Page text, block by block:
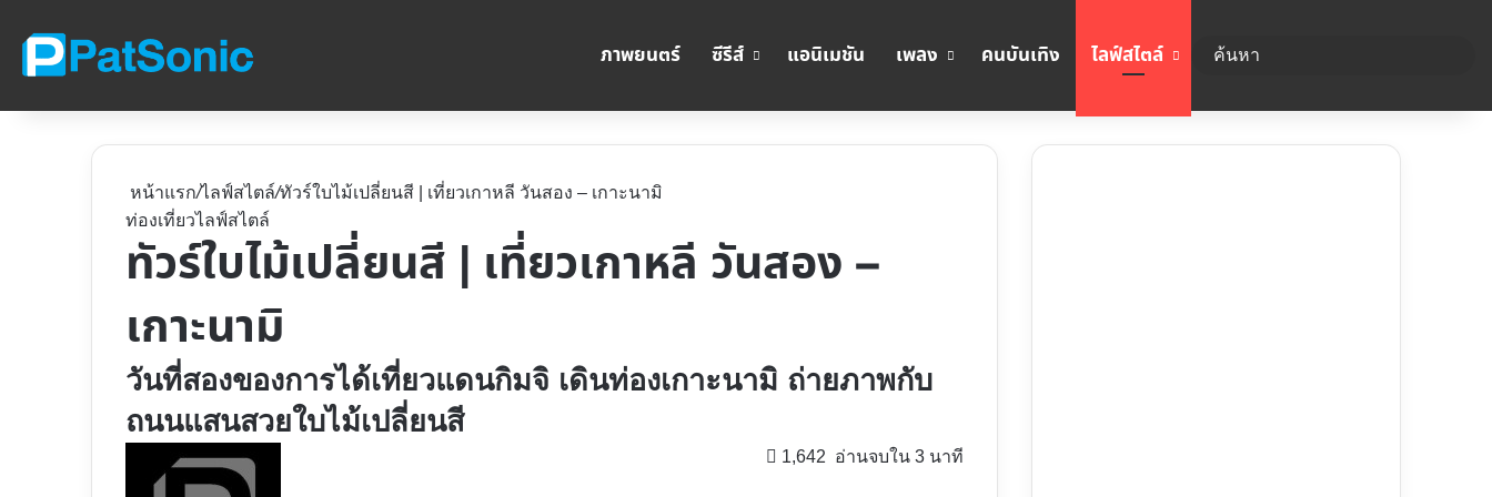
ภาพยนตร์ ซีรีส์ แอนิเมชัน เพลง คนบันเทิง ไลฟ์สไตล์
หน้าแรก/ไลฟ์สไตล์/ทัวร์ใบไม้เปลี่ยนสี | เที่ยวเกาหลี วันสอง – เกาะนามิ
ท่องเที่ยวไลฟ์สไตล์
ทัวร์ใบไม้เปลี่ยนสี | เที่ยวเกาหลี วันสอง –
เกาะนามิ
วันที่สองของการได้เที่ยวแดนกิมจิ เดินท่องเกาะนามิ ถ่ายภาพกับ
ถนนแสนสวยใบไม้เปลี่ยนสี
1,642 อ่านจบใน 3 นาที